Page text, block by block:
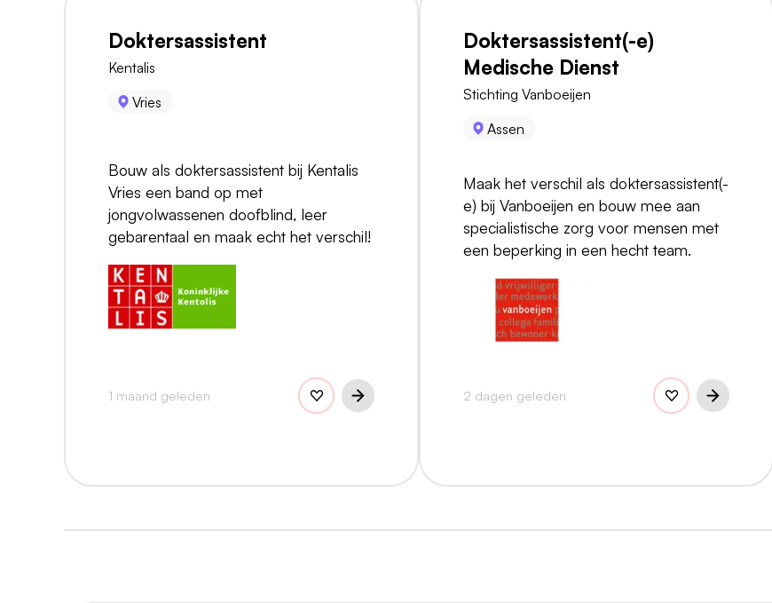
Doktersassistent
Kentalis
Vries
Bouw als doktersassistent bij Kentalis
Vries een band op met
jongvolwassenen doofblind, leer
gebarentaal en maak echt het verschil!
1 maand geleden
Doktersassistent(-e)
Medische Dienst
Stichting Vanboeijen
Assen
Maak het verschil als doktersassistent(-
e) bij Vanboeijen en bouw mee aan
specialistische zorg voor mensen met
een beperking in een hecht team.
2 dagen geleden